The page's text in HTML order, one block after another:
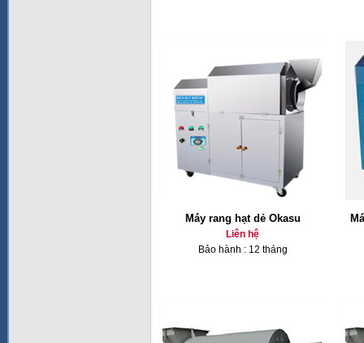
Máy rang hạt dẻ Okasu
Liên hệ
Bảo hành : 12 tháng